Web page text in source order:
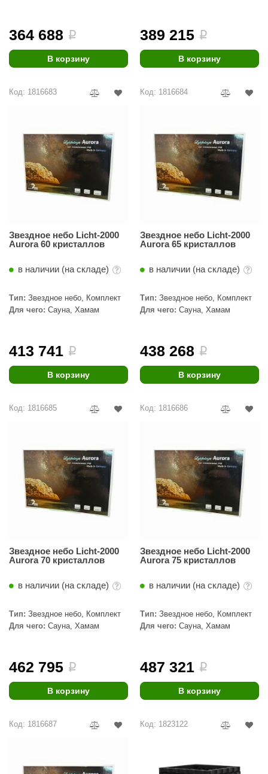
364 688 i
В корзину
389 215 i
В корзину
Код: 1816683
Звездное небо Licht-2000
Aurora 60 кристаллов
в наличии (на складе)
Тип: Звездное небо, Комплект
Для чего: Сауна, Хамам
413 741 i
В корзину
Код: 1816684
Звездное небо Licht-2000
Aurora 65 кристаллов
в наличии (на складе)
Тип: Звездное небо, Комплект
Для чего: Сауна, Хамам
438 268 i
В корзину
Код: 1816685
Звездное небо Licht-2000
Aurora 70 кристаллов
в наличии (на складе)
Тип: Звездное небо, Комплект
Для чего: Сауна, Хамам
462 795 i
В корзину
Код: 1816686
Звездное небо Licht-2000
Aurora 75 кристаллов
в наличии (на складе)
Тип: Звездное небо, Комплект
Для чего: Сауна, Хамам
487 321 i
В корзину
Код: 1816687 Код: 1823122